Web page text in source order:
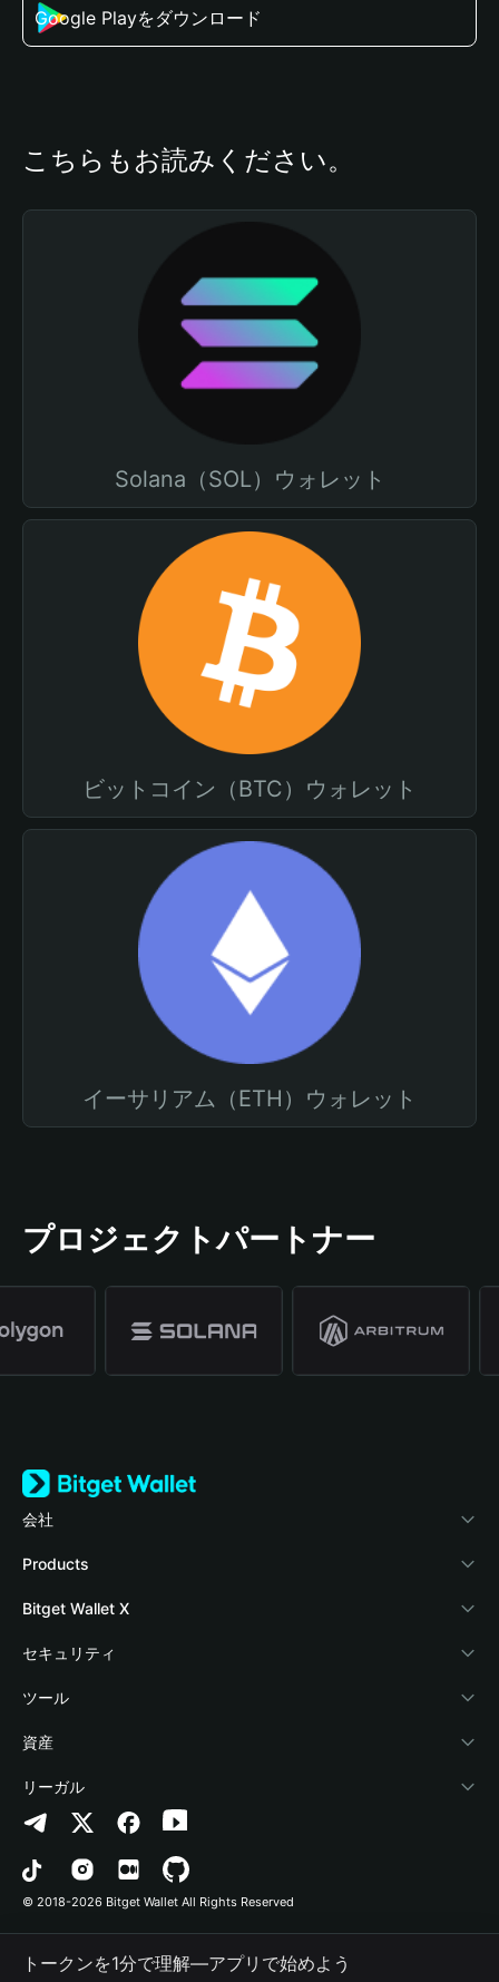
Google Playをダウンロード
こちらもお読みください。
Solana（SOL）ウォレット
ビットコイン（BTC）ウォレット
イーサリアム（ETH）ウォレット
プロジェクトパートナー
会社
Bitget Walletについて
ブログ
アカデミー
暗号資産ニュース
Help Center
お問い合わせ
ブランドリソース
キャリア
Products
Crypto Card
Stablecoin Earn
Payfi Crypto
Crypto Swap API
Altcoin Season Index
Prediction Markets
DApp
RWA
Bitget Wallet X
デベロッパー
ウォレットを接続
Bitget Wallet Pay
プロジェクトを掲載
セキュリティ
保護基金
セキュリティ技術
ツール
暗号資産を購入
認証検出
コントラクト検出
一括送金
資産
Arbitrum
Avalanche
Bitcoin
Polygon
リーガル
プライバシーポリシー
利用規約
© 2018-2026 Bitget Wallet All Rights Reserved
トークンを1分で理解―アプリで始めよう